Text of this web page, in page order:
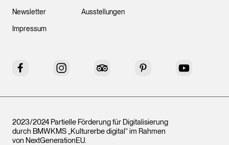
Newsletter
Impressum
Ausstellungen
Facebook Instagram Tripadvisor Pinterest YouTube
2023/2024 Partielle Förderung für Digitalisierung
durch BMWKMS „Kulturerbe digital“ im Rahmen
von NextGenerationEU.